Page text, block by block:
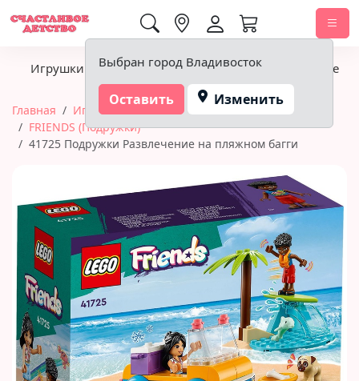
Выбран город Владивосток
Оставить Изменить
Игрушки Детское питание Подгузники, гигиена
Главная Игрушки Конструкторы
FRIENDS (Подружки)
41725 Подружки Развлечение на пляжном багги